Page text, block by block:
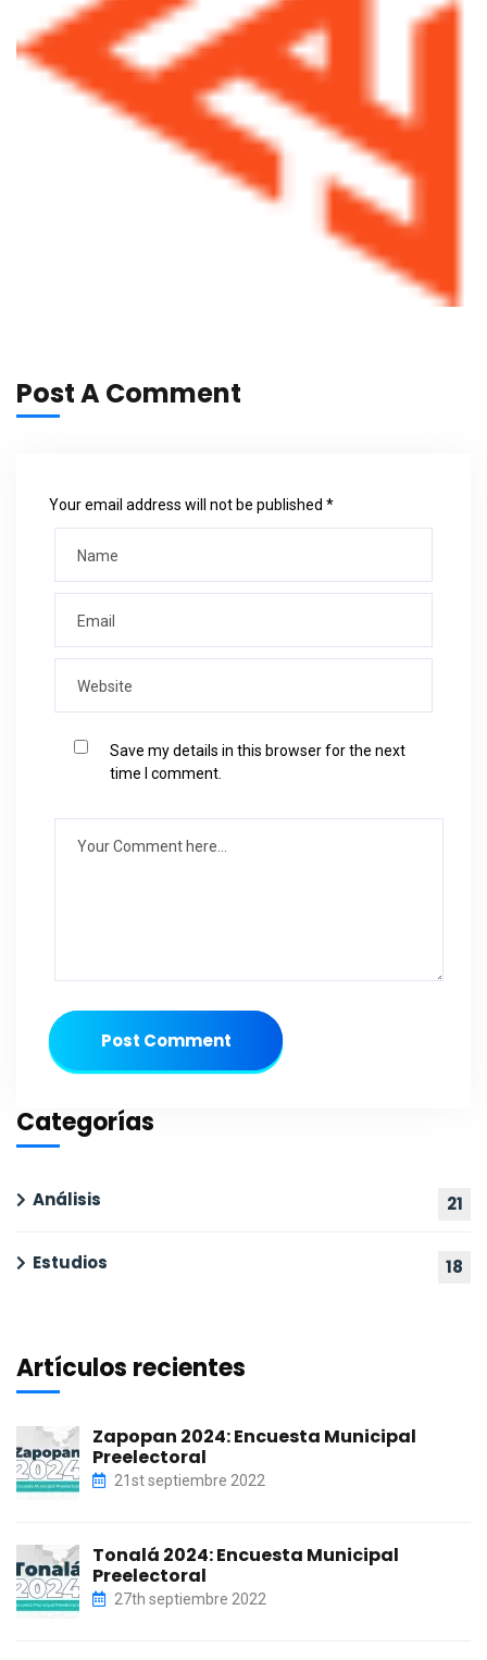
Post A Comment
Your email address will not be published *
Save my details in this browser for the next
time I comment.
Post Comment
Categorías
Análisis 21
Estudios 18
Artículos recientes
Zapopan 2024: Encuesta Municipal
Preelectoral
21st septiembre 2022
Tonalá 2024: Encuesta Municipal
Preelectoral
27th septiembre 2022